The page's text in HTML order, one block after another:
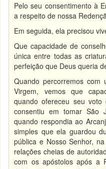
Pelo seu consentimento à
a respeito de nossa
Em seguida, ela precisou
Que capacidade de
única entre todas as
perfeição que Deus queria
Quando percorremos
Virgem, vemos que
quando ofereceu seu
consentiu em tomar São
quando respondia ao
simples que ela guardou
pública e Nosso Senhor,
relações cheias de
com os apóstolos após a